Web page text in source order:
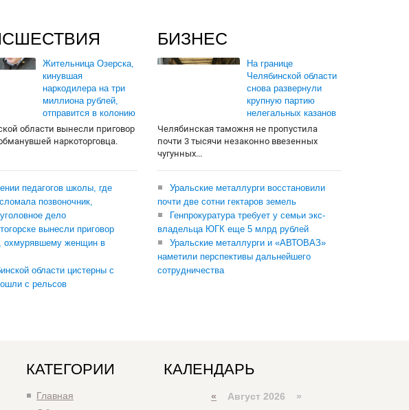
Жительница Озерска,
кинувшая
наркодилера на три
миллиона рублей,
отправится в колонию
области вынесли приговор
наркоторговца.
педагогов школы, где
позвоночник,
дело
вынесли приговор
охмурявшему женщин в
области цистерны с
с рельсов
БИЗНЕС
На границе
Челябинской области
снова развернули
крупную партию
нелегальных казанов
Челябинская таможня не пропустила
почти 3 тысячи незаконно ввезенных
чугунных...
Уральские металлурги восстановили
почти две сотни гектаров земель
Генпрокуратура требует у семьи экс-
владельца ЮГК еще 5 млрд рублей
Уральские металлурги и «АВТОВАЗ»
наметили перспективы дальнейшего
сотрудничества
КАТЕГОРИИ
Главная
КАЛЕНДАРЬ
« Август 2026 »